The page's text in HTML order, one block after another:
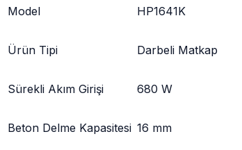
Model HP1641K
Ürün Tipi Darbeli Matkap
Sürekli Akım Girişi 680 W
Beton Delme Kapasitesi 16 mm